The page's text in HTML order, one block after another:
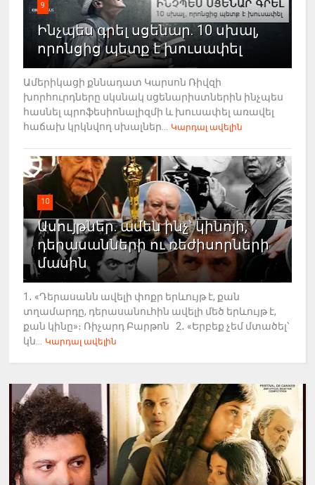
9
Ինչպես գրել սցենար. 10 սխալ,
որոնցից պետք է խուսափել
Ամերիկացի քննադատ Կարսոն Ռիվզի
խորհուրդները սկսնակ սցենարիստներին ինչպես
հասնել պրոֆեսիոնալիզմի և խուսափել առավել
հաճախ կրկնվող սխալներ...
Կարդալ ավելին
10
Ասույթներ. ամեն ինչ՝ կինոյի,
դերասանների ու ռեժիսորների
մասին
1․ «Դերասանն ավելի փոքր երևույթ է, քան
տղամարդը, դերասանուհին ավելի մեծ երևույթ է,
քան կինը»։ Ռիչարդ Բարթոն 2․ «Երբեք չեմ մտածել՝
կն...
Կարդալ ավելին